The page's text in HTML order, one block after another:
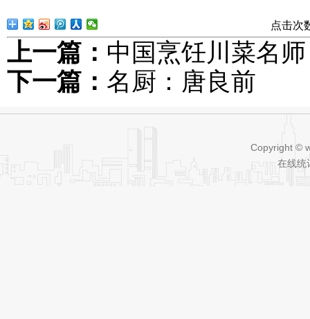
点击次
上一篇： 中国烹饪川菜名
下一篇： 名厨：唐良前
Copyright ©
在线统